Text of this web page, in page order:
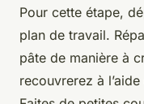
Pour cette étape,
plan de travail.
pâte de manière à
recouvrerez à